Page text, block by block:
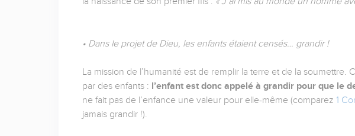
• Dans le projet de Dieu, les enfants étaient censés… grandir !
La mission de l’humanité est de remplir la terre et de la
par des enfants : l’enfant est donc appelé à grandir pour que le
ne fait pas de l’enfance une valeur pour elle-même (comparez 1
jamais grandir !).